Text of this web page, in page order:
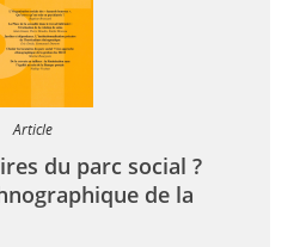
Article
du parc social ?
de la